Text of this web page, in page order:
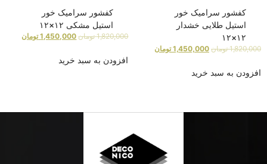
کفشور سرامیک خور
استیل طلایی خشدار
۱۲×۱۲
1,820,000 تومان 1,450,000 تومان
افزودن به سبد خرید
کفشور سرامیک خور
استیل مشکی ۱۲×۱۲
1,820,000 تومان 1,450,000 تومان
افزودن به سبد خرید